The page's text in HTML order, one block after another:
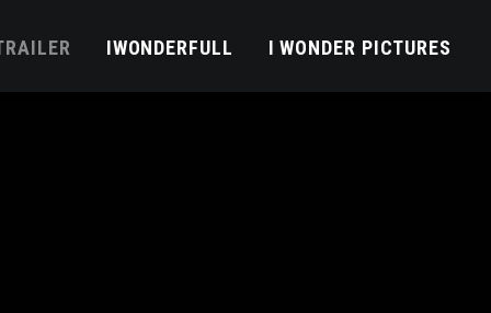
IWONDERFULL I WONDER PICTURES